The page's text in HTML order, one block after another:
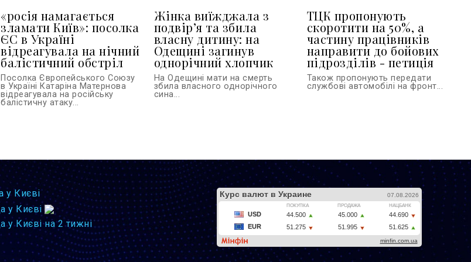
«росія намагається
зламати Київ»: посолка
ЄС в Україні
відреагувала на нічний
балістичний обстріл
Посолка Європейського Союзу
в Україні Катаріна Матернова
відреагувала на російську
балістичну атаку...
Жінка виїжджала з
подвір’я та збила
власну дитину: на
Одещині загинув
однорічний хлопчик
На Одещині мати на смерть
збила власного однорічного
сина...
ТЦК пропонують
скоротити на 50%, а
частину працівників
направити до бойових
підрозділів - петиція
Також пропонують передати
службові автомобілі на фронт...